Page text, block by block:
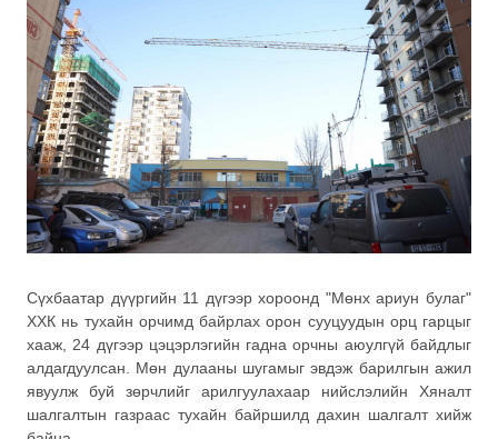
Сүхбаатар дүүргийн 11 дүгээр хороонд "Мөнх ариун булаг"
ХХК нь тухайн орчимд байрлах орон сууцуудын орц гарцыг
хааж, 24 дүгээр цэцэрлэгийн гадна орчны аюулгүй байдлыг
алдагдуулсан. Мөн дулааны шугамыг эвдэж барилгын ажил
явуулж буй зөрчлийг арилгуулахаар нийслэлийн Хяналт
шалгалтын газраас тухайн байршилд дахин шалгалт хийж